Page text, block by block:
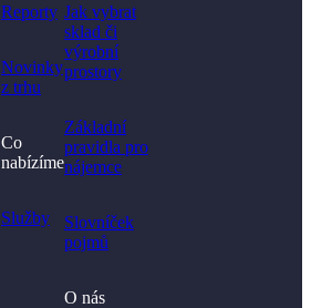
Reporty
Novinky
z trhu
Co
nabízíme
Služby
Jak vybrat
sklad či
výrobní
prostory​
Základní
pravidla pro
nájemce
Slovníček
pojmů
O nás